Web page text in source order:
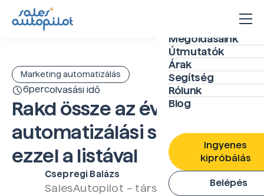
Megoldásaink
Útmutatók
Árak
Segítség
Rólunk
Blog
Ingyenes
kipróbálás
Belépés
Marketing automatizálás
6percolvasási idő
Rakd össze az éves
automatizálási stratégiád
ezzel a listával
Csepregi Balázs
SalesAutopilot – társtulajdonos,